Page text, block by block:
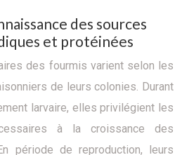
des sources
et protéinées
des fourmis varient selon les
de leurs colonies. Durant
larvaire, elles privilégient les
à la croissance des
période de reproduction, leurs